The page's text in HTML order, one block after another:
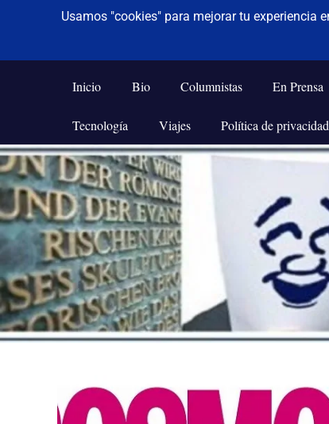
Saltar
al
contenido
De todo un poco
Frases,
Humor,
Tecnología
y
Viajes
Inicio Bio Columnistas En Prensa
Tecnología Viajes Política de privacidad